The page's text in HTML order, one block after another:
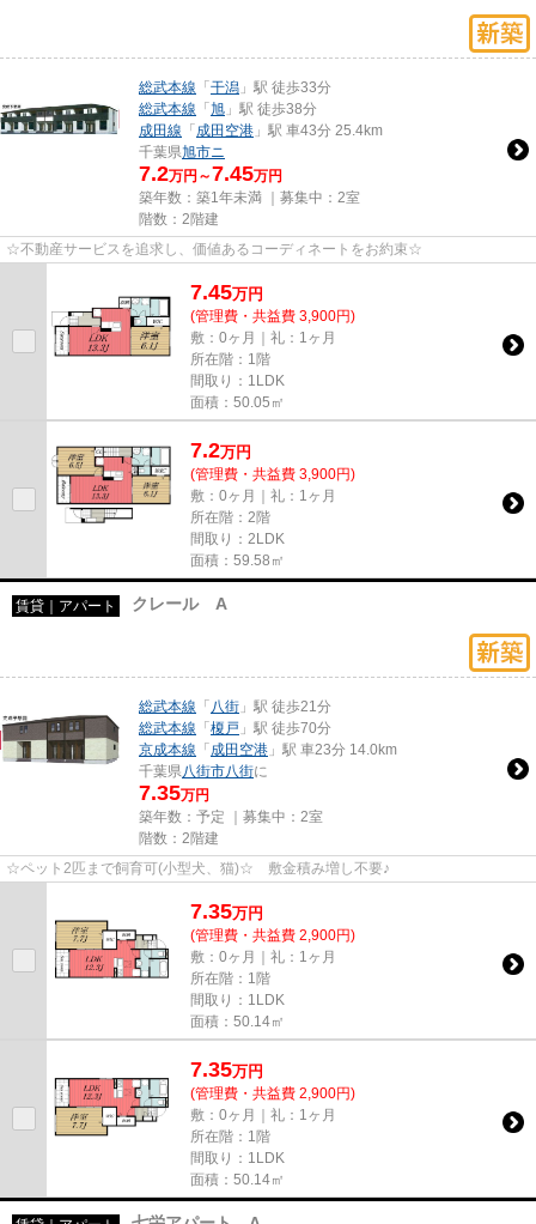
総武本線 「干潟 」駅 徒歩33分
総武本線 「旭 」駅 徒歩38分
成田線 「成田空港 」駅 車43分 25.4km
千葉県旭市ニ
7.2万円～7.45万円
築年数：築1年未満 ｜募集中： 2室
階数：2階建
☆不動産サービスを追求し、価値あるコーディネートをお約束☆
7.45万円
(管理費・共益費 3,900円)
敷：0ヶ月｜礼：1ヶ月
所在階：1階
間取り：1LDK
面積：50.05㎡
7.2万円
(管理費・共益費 3,900円)
敷：0ヶ月｜礼：1ヶ月
所在階：2階
間取り：2LDK
面積：59.58㎡
賃貸｜アパート クレール A
総武本線 「 八街 」駅 徒歩21分
総武本線 「榎戸 」駅 徒歩70分
京成本線 「成田空港 」駅 車23分 14.0km
千葉県 八街市八街に
7.35万円
築年数：予定 ｜募集中： 2室
階数：2階建
☆ペット2匹まで飼育可(小型犬、猫)☆ 敷金積み増し不要♪
7.35万円
(管理費・共益費 2,900円)
敷：0ヶ月｜礼：1ヶ月
所在階：1階
間取り：1LDK
面積：50.14㎡
7.35万円
(管理費・共益費 2,900円)
敷：0ヶ月｜礼：1ヶ月
所在階：1階
間取り：1LDK
面積：50.14㎡